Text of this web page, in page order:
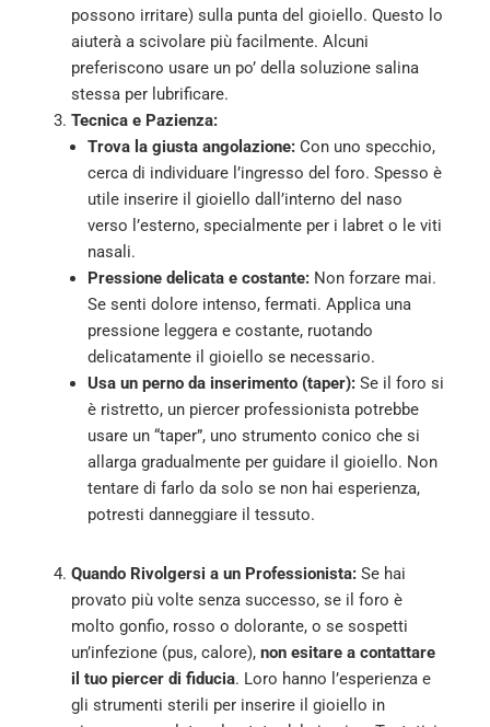
possono irritare) sulla punta del gioiello. Questo lo
aiuterà a scivolare più facilmente. Alcuni
preferiscono usare un po’ della soluzione salina
stessa per lubrificare.
Tecnica e Pazienza:
Trova la giusta angolazione: Con uno specchio,
cerca di individuare l’ingresso del foro. Spesso è
utile inserire il gioiello dall’interno del naso
verso l’esterno, specialmente per i labret o le viti
nasali.
Pressione delicata e costante: Non forzare mai.
Se senti dolore intenso, fermati. Applica una
pressione leggera e costante, ruotando
delicatamente il gioiello se necessario.
Usa un perno da inserimento (taper): Se il foro si
è ristretto, un piercer professionista potrebbe
usare un “taper”, uno strumento conico che si
allarga gradualmente per guidare il gioiello. Non
tentare di farlo da solo se non hai esperienza,
potresti danneggiare il tessuto.
Quando Rivolgersi a un Professionista: Se hai
provato più volte senza successo, se il foro è
molto gonfio, rosso o dolorante, o se sospetti
un’infezione (pus, calore), non esitare a contattare
il tuo piercer di fiducia. Loro hanno l’esperienza e
gli strumenti sterili per inserire il gioiello in